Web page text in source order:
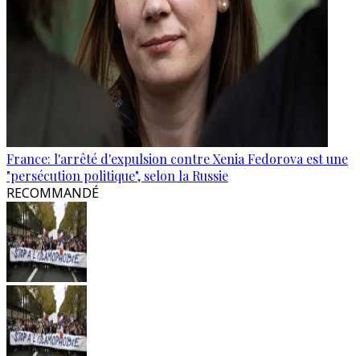
France: l'arrêté d'expulsion contre Xenia Fedorova est une
"persécution politique", selon la Russie
RECOMMANDÉ